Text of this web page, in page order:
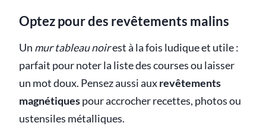
Optez pour des revêtements malins
Un mur tableau noirest à la fois ludique et utile :
parfait pour noter la liste des courses ou laisser
un mot doux. Pensez aussi auxrevêtements
magnétiquespour accrocher recettes, photos ou
ustensiles métalliques.